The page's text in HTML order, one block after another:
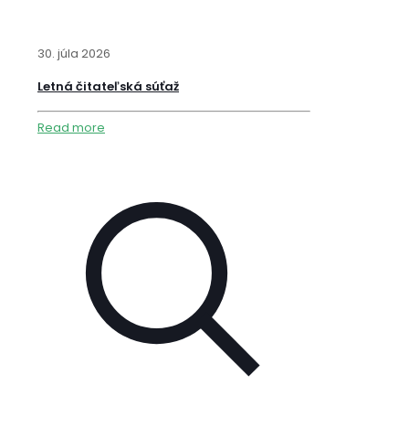
30. júla 2026
Letná čitateľská súťaž
Read more